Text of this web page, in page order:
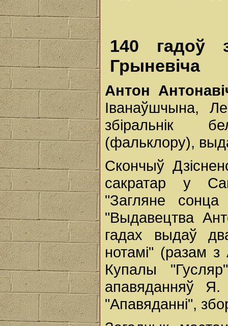
140 гадоў
Грыневіча
Антон
Іванаўшчына,
збіральнік
(фальклору),
Скончыў
сакратар у
"Загляне
"Выдавецтва
гадах выдаў
нотамі" (разам з
Купалы
апавяданняў
"Апавяданні",